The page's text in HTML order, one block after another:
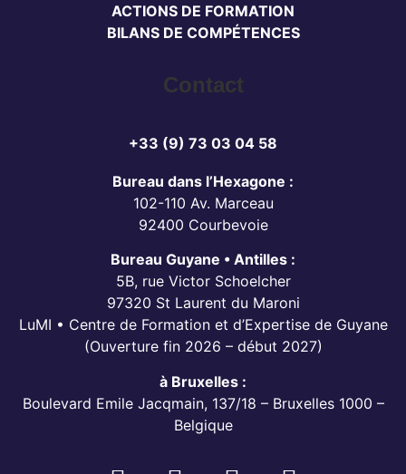
ACTIONS DE FORMATION
BILANS DE COMPÉTENCES
Contact
+33 (9) 73 03 04 58
Bureau dans l’Hexagone :
102-110 Av. Marceau
92400 Courbevoie
Bureau Guyane • Antilles :
5B, rue Victor Schoelcher
97320 St Laurent du Maroni
LuMI • Centre de Formation et d’Expertise de Guyane
(Ouverture fin 2026 – début 2027)
à Bruxelles :
Boulevard Emile Jacqmain, 137/18 – Bruxelles 1000 –
Belgique